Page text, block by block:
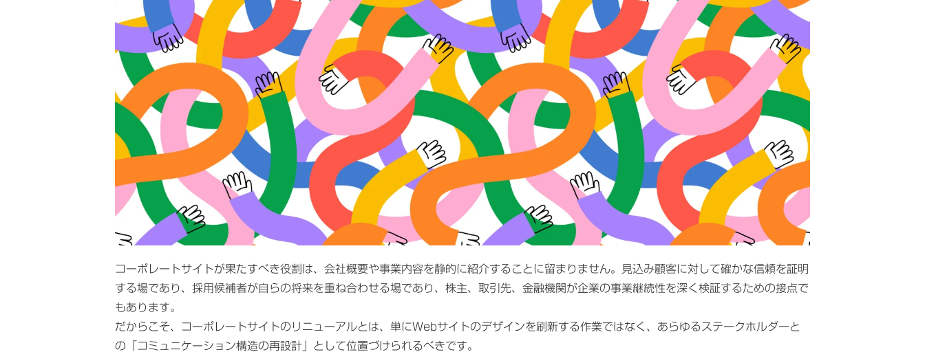
コーポレートサイトが果たすべき役割は、会社概要や事業内容を静的に紹介することに留まりません。見込み顧客に対して確かな信頼を証明
する場であり、採用候補者が自らの将来を重ね合わせる場であり、株主、取引先、金融機関が企業の事業継続性を深く検証するための接点で
もあります。
だからこそ、コーポレートサイトのリニューアルとは、単にWebサイトのデザインを刷新する作業ではなく、あらゆるステークホルダーと
の「コミュニケーション構造の再設計」として位置づけられるべきです。